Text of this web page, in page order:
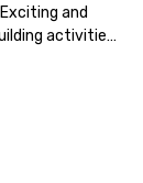
and
activities
we offer. Let